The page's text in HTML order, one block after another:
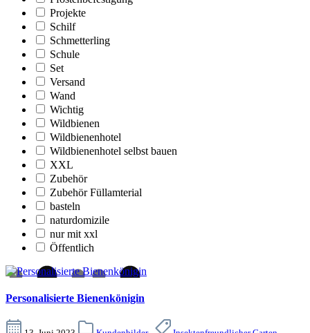
Projekte
Schilf
Schmetterling
Schule
Set
Versand
Wand
Wichtig
Wildbienen
Wildbienenhotel
Wildbienenhotel selbst bauen
XXL
Zubehör
Zubehör Füllamterial
basteln
naturdomizile
nur mit xxl
Öffentlich
Personalisierte Bienenkönigin